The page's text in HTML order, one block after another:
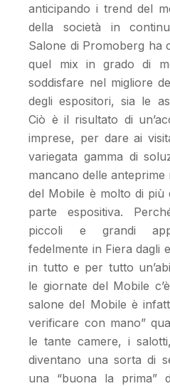
anticipando i trend del
della società in
Salone di Promoberg ha
quel mix in grado di
soddisfare nel migliore
degli espositori, sia le
Ciò è il risultato di
imprese, per dare ai
variegata gamma di
mancano delle
del Mobile è molto di più
parte espositiva.
piccoli e grandi
fedelmente in Fiera dagli
in tutto e per tutto
le giornate del Mobile
salone del Mobile è
verificare con mano”
le tante camere, i
diventano una sorta di
una “buona la prima”